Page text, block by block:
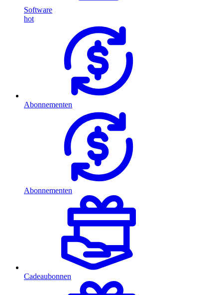
Software
hot
Abonnementen
Abonnementen
Cadeaubonnen